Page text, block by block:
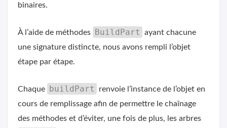
binaires.
À l’aide de méthodes BuildPart
ayant chacune
une signature distincte, nous avons rempli l’objet
étape par étape.
Chaque buildPart
renvoie l’instance de l’objet en
cours de remplissage afin de permettre le chaînage
des méthodes et d’éviter, une fois de plus, les arbres